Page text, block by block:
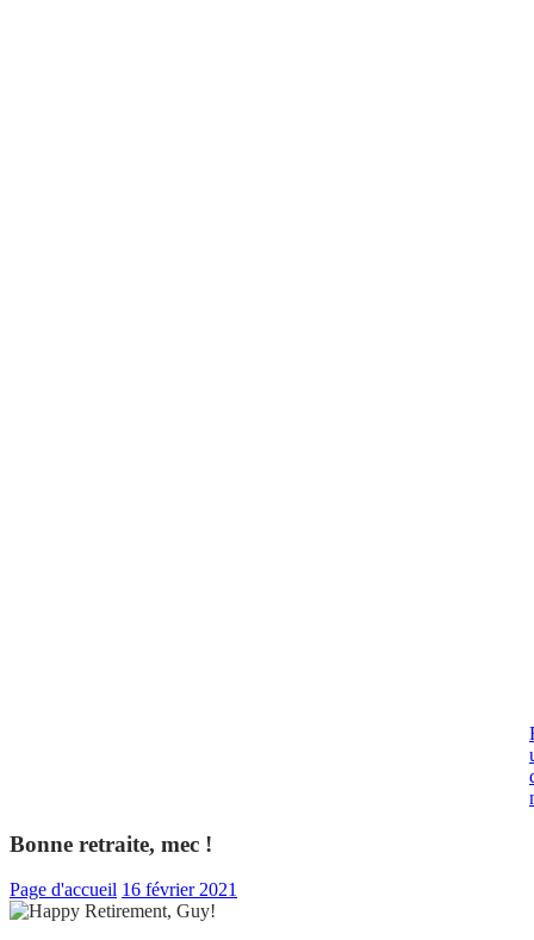
Bonne retraite, mec !
Page d'accueil 16 février 2021